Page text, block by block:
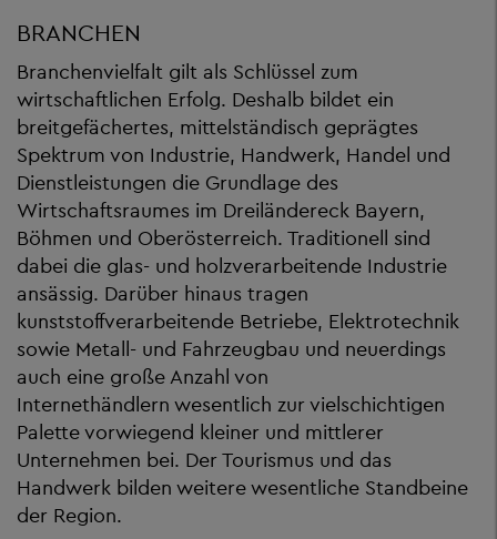
BRANCHEN
Branchenvielfalt gilt als Schlüssel zum
wirtschaftlichen Erfolg. Deshalb bildet ein
breitgefächertes, mittelständisch geprägtes
Spektrum von Industrie, Handwerk, Handel und
Dienstleistungen die Grundlage des
Wirtschaftsraumes im Dreiländereck Bayern,
Böhmen und Oberösterreich. Traditionell sind
dabei die glas- und holzverarbeitende Industrie
ansässig. Darüber hinaus tragen
kunststoffverarbeitende Betriebe, Elektrotechnik
sowie Metall- und Fahrzeugbau und neuerdings
auch eine große Anzahl von
Internethändlern wesentlich zur vielschichtigen
Palette vorwiegend kleiner und mittlerer
Unternehmen bei. Der Tourismus und das
Handwerk bilden weitere wesentliche Standbeine
der Region.